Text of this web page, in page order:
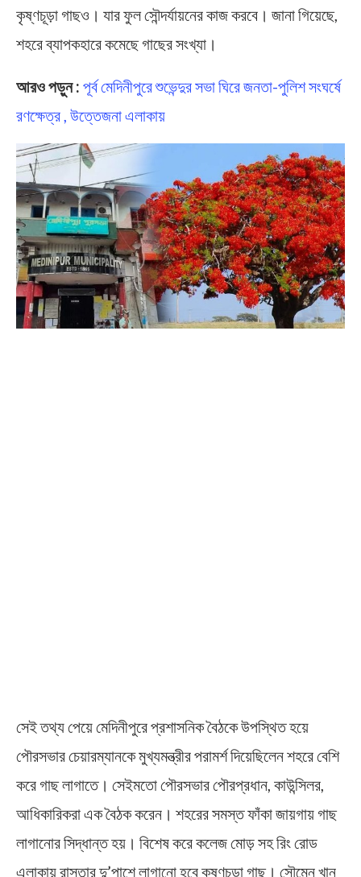
কৃষ্ণচূড়া গাছও। যার ফুল সৌন্দর্যায়নের কাজ করবে। জানা গিয়েছে,
শহরে ব্যাপকহারে কমেছে গাছের সংখ্যা।
আরও পড়ুন : পূর্ব মেদিনীপুরে শুভেন্দুর সভা ঘিরে জনতা-পুলিশ সংঘর্ষে
রণক্ষেত্র , উত্তেজনা এলাকায়
সেই তথ্য পেয়ে মেদিনীপুরে প্রশাসনিক বৈঠকে উপস্থিত হয়ে
পৌরসভার চেয়ারম্যানকে মুখ্যমন্ত্রীর পরামর্শ দিয়েছিলেন শহরে বেশি
করে গাছ লাগাতে। সেইমতো পৌরসভার পৌরপ্রধান, কাউন্সিলর,
আধিকারিকরা এক বৈঠক করেন। শহরের সমস্ত ফাঁকা জায়গায় গাছ
লাগানোর সিদ্ধান্ত হয়। বিশেষ করে কলেজ মোড় সহ রিং রোড
এলাকায় রাস্তার দু’পাশে লাগানো হবে কৃষ্ণচূড়া গাছ। সৌমেন খান